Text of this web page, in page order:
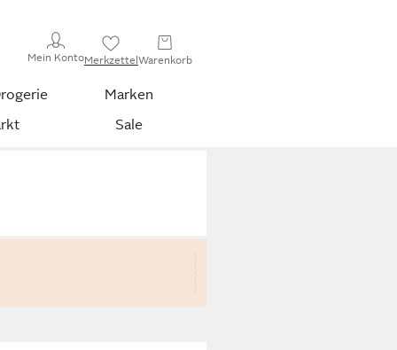
Mein KontoMerkzettelWarenkorb
Marken
Sale